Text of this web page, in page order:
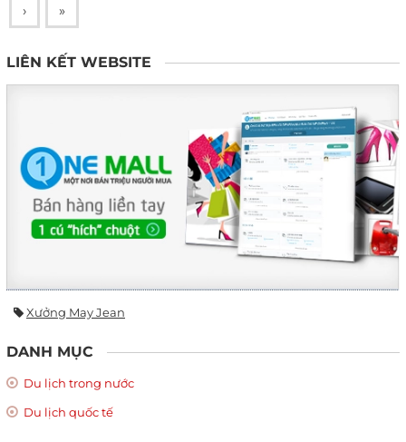
› »
LIÊN KẾT WEBSITE
Xưởng May Jean
DANH MỤC
Du lịch trong nước
Du lịch quốc tế